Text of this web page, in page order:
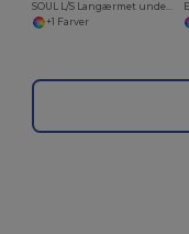
+1 Farver